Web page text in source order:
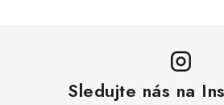
Sledujte nás na